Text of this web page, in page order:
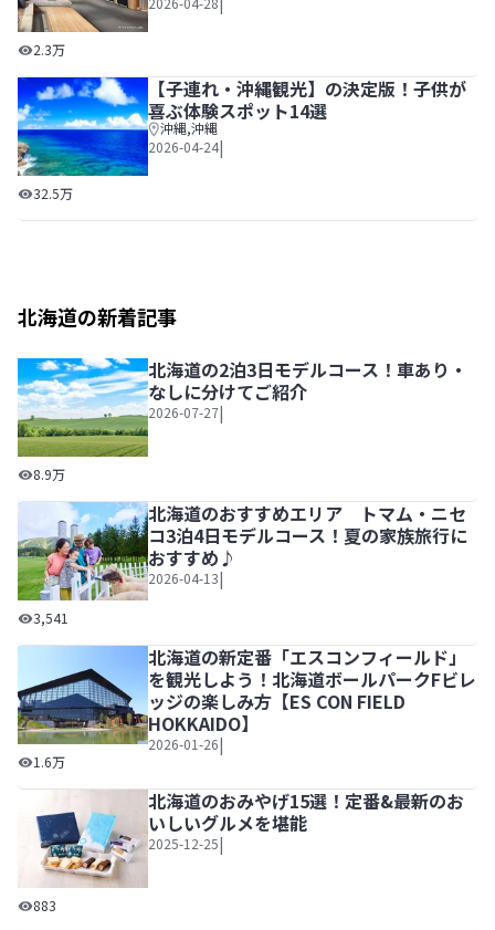
金沢の女子旅におすすめの宿17選！おしゃれホテルから近
2.3万
【子連れ・沖縄観光】の決定版！子供が喜ぶ体験スポット
32.5万
【子連れ・沖縄観光】の決定版！子供が
喜ぶ体験スポット14選
沖縄,沖縄
2026-04-24|
北海道の新着記事
北海道の2泊3日モデルコース！車あり・なしに分けてご紹介
8.9万
北海道の2泊3日モデルコース！車あり・
なしに分けてご紹介
2026-07-27|
北海道のおすすめエリア トマム・ニセコ3泊4日モデルコ
3,541
北海道のおすすめエリア トマム・ニセ
コ3泊4日モデルコース！夏の家族旅行に
おすすめ♪
2026-04-13|
北海道の新定番「エスコンフィールド」を観光しよう！北
1.6万
北海道の新定番「エスコンフィールド」
を観光しよう！北海道ボールパークFビレ
ッジの楽しみ方【ES CON FIELD
HOKKAIDO】
2026-01-26|
北海道のおみやげ15選！定番&最新のおいしいグルメを堪能
883
北海道のおみやげ15選！定番&最新のお
いしいグルメを堪能
2025-12-25|